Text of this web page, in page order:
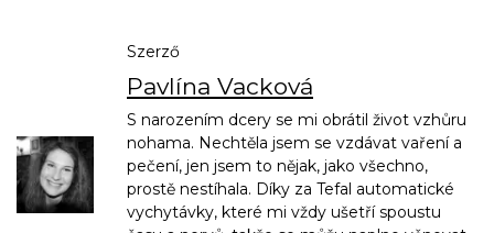
Szerző
Pavlína Vacková
S narozením dcery se mi obrátil život vzhůru
nohama. Nechtěla jsem se vzdávat vaření a
pečení, jen jsem to nějak, jako všechno,
prostě nestíhala. Díky za Tefal automatické
vychytávky, které mi vždy ušetří spoustu